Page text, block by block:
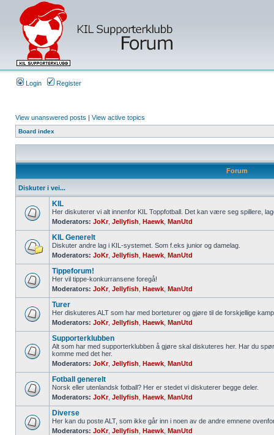
Login Register
View unanswered posts | View active topics
Board index
Forum
Diskuter i vei...
KIL
Her diskuterer vi alt innenfor KIL Toppfotball. Det kan være seg spillere,
Moderators: JoKr, Jellyfish Haewk ManUtd
KIL Generelt
Diskuter andre lag i KIL-systemet. Som f.eks junior og damelag.
Moderators: JoKr, Jellyfish Haewk ManUtd
Tippeforum!
Her vil tippe-konkurransene foregå!
Moderators: JoKr, Jellyfish Haewk ManUtd
Turer
Her diskuteres ALT som har med borteturer og gjøre til de forskjellige
Moderators: JoKr, Jellyfish Haewk ManUtd
Supporterklubben
Alt som har med supporterklubben å gjøre skal diskuteres her. Har du
komme med det her.
Moderators: JoKr, Jellyfish Haewk ManUtd
Fotball generelt
Norsk eller utenlandsk fotball? Her er stedet vi diskuterer begge deler.
Moderators: JoKr, Jellyfish Haewk ManUtd
Diverse
Her kan du poste ALT, som ikke går inn i noen av de andre emnene
Moderators: JoKr, Jellyfish Haewk ManUtd